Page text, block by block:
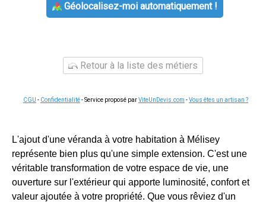
Géolocalisez-moi automatiquement !
Retour à la liste des métiers
CGU - Confidentialité- Service proposé parViteUnDevis.com -Vous êtes un artisan ?
L'ajout d'une véranda à votre habitation à Mélisey
représente bien plus qu'une simple extension. C'est une
véritable transformation de votre espace de vie, une
ouverture sur l'extérieur qui apporte luminosité, confort et
valeur ajoutée à votre propriété. Que vous rêviez d'un